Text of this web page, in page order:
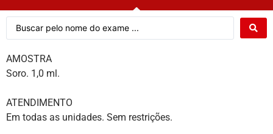
AMOSTRA
Soro. 1,0 ml.
ATENDIMENTO
Em todas as unidades. Sem restrições.